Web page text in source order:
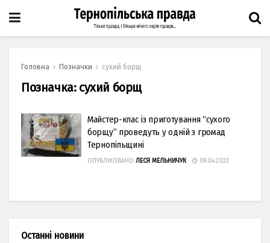
Головна Позначки сухий борщ
Позначка: сухий борщ
Майстер-клас із приготування “сухого
борщу” проведуть у одній з громад
Тернопільщині
ОПУБЛІКОВАНО ЛЕСЯ МЕЛЬНИЧУК 09.04.2022
Останні новини